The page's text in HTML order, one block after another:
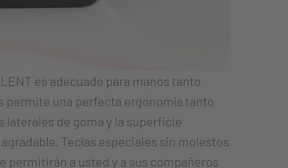
es adecuado para manos tanto
permite una perfecta ergonomía tanto
laterales de goma y la superficie
Teclas especiales sin molestos
permitirán a usted y a sus compañeros